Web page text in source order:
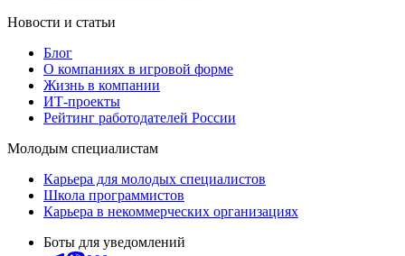
Новости и статьи
Блог
О компаниях в игровой форме
Жизнь в компании
ИТ-проекты
Рейтинг работодателей России
Молодым специалистам
Карьера для молодых специалистов
Школа программистов
Карьера в некоммерческих организациях
Боты для уведомлений